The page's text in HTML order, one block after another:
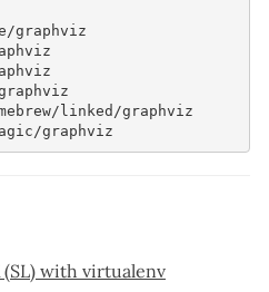
graphviz
linked/graphviz
(SL) with virtualenv